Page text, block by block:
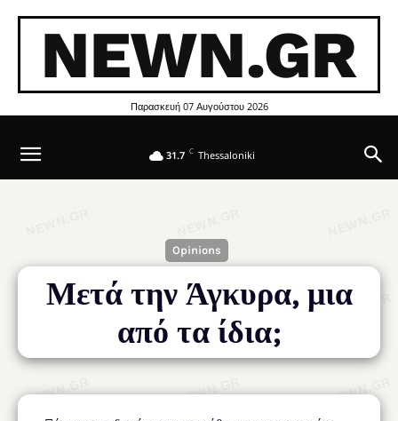
NEWN.GR
Παρασκευή 07 Αυγούστου 2026
31.7 C Thessaloniki
Opinions
Μετά την Άγκυρα, μια
από τα ίδια;